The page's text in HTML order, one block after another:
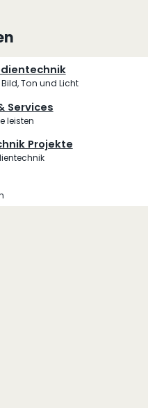
Ton und Licht
Services
leisten
Projekte